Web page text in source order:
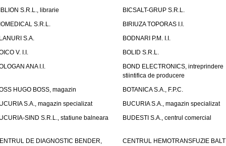
S.R.L., librarie
BICSALT-GRUP S.R.L.
S.R.L.
BIRIUZA TOPORAS I.I.
S.A.
BODNARI P.M. I.I.
V. I.I.
BOLID S.R.L.
ANA I.I.
BOND ELECTRONICS, intreprindere
stiintifica de producere
HUGO BOSS, magazin
BOTANICA S.A., F.P.C.
S.A., magazin specializat
BUCURIA S.A., magazin specializat
SIND S.R.L., statiune balneara
BUDESTI S.A., centrul comercial
DE DIAGNOSTIC BENDER,
CENTRUL HEMOTRANSFUZIE